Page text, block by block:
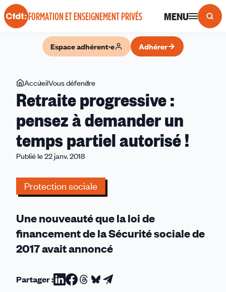
Panneau de gestion des cookies
FORMATION ET ENSEIGNEMENT PRIVÉS MENU
Espace adhérent·e Adhérer
Vous
êtes
ici
AccueilVous défendre
progressive
pensez
à
demander
partiel
autorisé
Retraite progressive :
pensez à demander un
temps partiel autorisé !
Publié le 22 janv. 2018
Protection sociale
Une nouveautéque la loi de
financement de la Sécurité sociale de
2017 avait annoncé
Partager :Partager
Partager
Partager
Partager
Partager